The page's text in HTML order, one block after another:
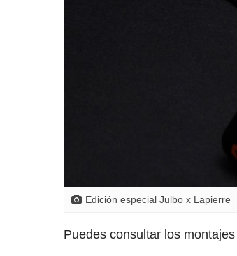
Edición especial Julbo x Lapierre
Puedes consultar los